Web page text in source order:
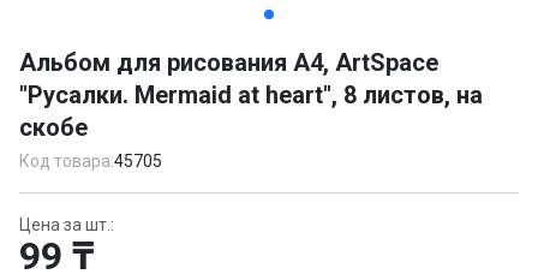
of
5
Альбом для рисования А4, ArtSpace
"Русалки. Mermaid at heart", 8 листов, на
скобе
Код товара:45705
Цена за шт.:
99 ₸